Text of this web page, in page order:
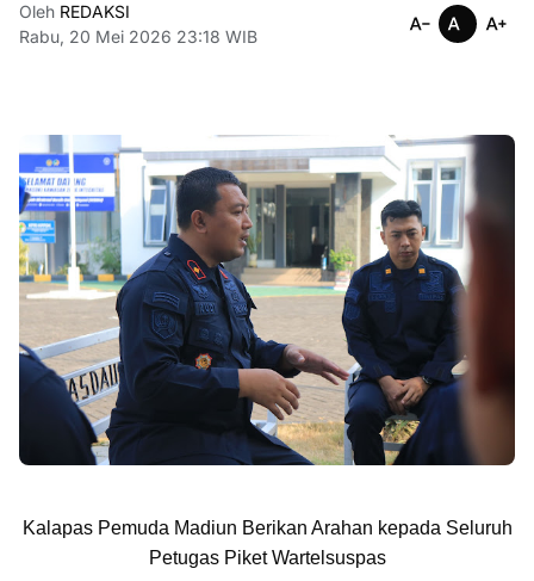
Oleh REDAKSI
Rabu, 20 Mei 2026 23:18 WIB
Kalapas Pemuda Madiun Berikan Arahan kepada Seluruh
Petugas Piket Wartelsuspas